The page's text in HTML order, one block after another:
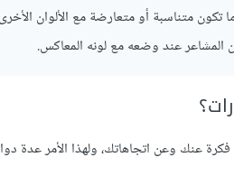
تكون متناسبة أو متعارضة مع الألوان
المشاعر عند وضعه مع لونه المعاكس.
عنك وعن اتجاهاتك، ولهذا الأمر عدة